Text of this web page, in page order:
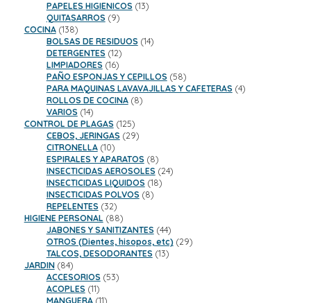
productos
PAPELES HIGIENICOS 1313
QUITASARROS 99
COCINA 138138
productos
BOLSAS DE RESIDUOS 1414
DETERGENTES 1212
productos
LIMPIADORES 1616
productos
PAÑO ESPONJAS Y CEPILLOS 5858
productos
PARA MAQUINAS LAVAVAJILLAS Y CAFETERAS 44
ROLLOS DE COCINA 88
VARIOS 1414
productos
CONTROL DE PLAGAS 125125
productos
CEBOS, JERINGAS 2929
CITRONELLA 1010
productos
ESPIRALES Y APARATOS 88
productos
INSECTICIDAS AEROSOLES 2424
INSECTICIDAS LIQUIDOS 1818
INSECTICIDAS POLVOS 88
REPELENTES 3232
productos
HIGIENE PERSONAL 8888
productos
JABONES Y SANITIZANTES 4444
productos
OTROS (Dientes, hisopos, etc) 2929
TALCOS, DESODORANTES 1313
JARDIN 8484
productos
ACCESORIOS 5353
ACOPLES 1111
productos
MANGUERA 1111